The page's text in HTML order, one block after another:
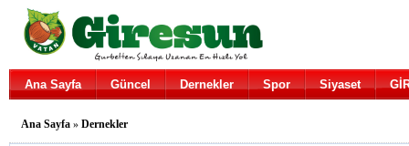
Ana Sayfa Güncel Dernekler Spor Siyaset
Ana Sayfa » Dernekler